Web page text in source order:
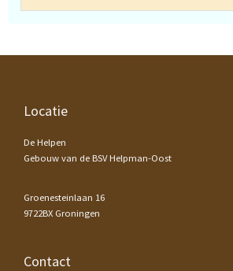
Footer
Locatie
De Helpen
Gebouw van de BSV Helpman-Oost
Groenesteinlaan 16
9722BX Groningen
Contact